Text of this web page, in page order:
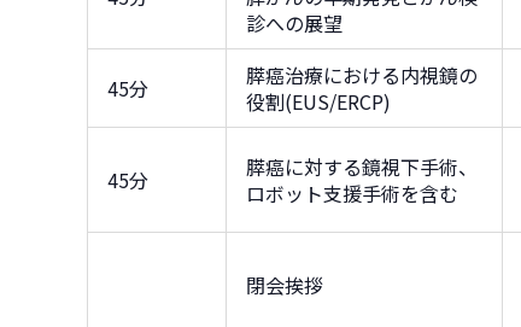
診への展望
45分
膵癌治療における内視鏡の
役割(EUS/ERCP)
45分
膵癌に対する鏡視下手術、
ロボット支援手術を含む
閉会挨拶